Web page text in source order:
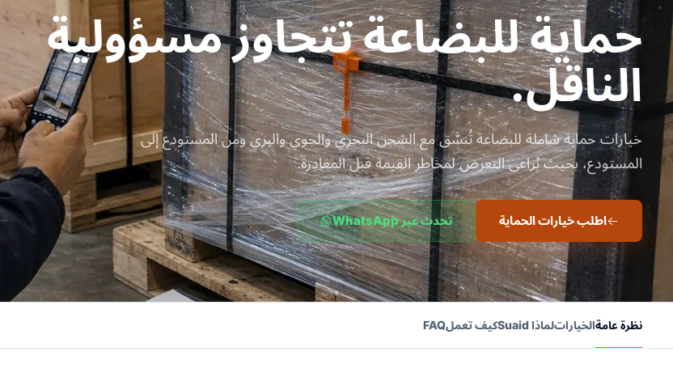
حماية للبضاعة تتجاوز مسؤولية
الناقل.
خيارات حماية شاملة للبضاعة تُنسَّق مع الشحن البحري والجوي والبري ومن المستودع إلى
المستودع، بحيث يُراعى التعرض لمخاطر القيمة قبل المغادرة.
اطلب خيارات الحماية تحدث عبر WhatsApp
نظرة عامةالخياراتلماذا Suaid كيف تعملFAQ